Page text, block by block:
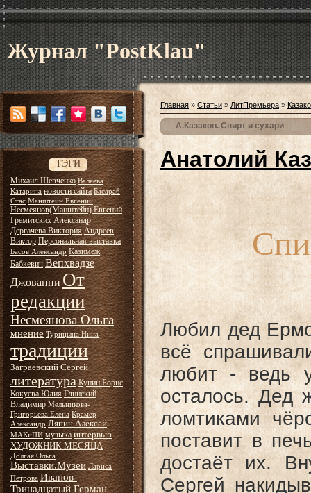
Журнал "PostKlau"
ТЭГИ
Михаил Шевченко Валеева
Катарина новости сайта Басараб
Стас Манштейн Евгений
Несмеянов(Манштейн) Евгений
Гремитских Александр
Дергачёва Виктория Андреев
Виктор Персональная выставка
Басов Александр Казимеж
Бабкевич Вепхвадзе
Джованни От
редакции
Несмеянова Ольга
мнение Турицына Нина
традиции
Заграевский Сергей
литература Кунин Борис
Кокуева Юлия Глинский
Владимир Мельникова-
Григорьева Елена Крамер
Александр Ляпин Алексей
МАКиПИ музыка интервью
ХУДОЖНИК МЕСЯЦА
Долгая Ольга
Выставки.Музеи Лариса
Петрова Иванов-
Тринадцатый Герман
Главная » Статьи » ЛитПремьера »
А.Казаков. Спирт и сухари
Анатолий
Любил дед
всё
любит - ведь
осталось. Дед
ломтиками
поставит в
достаёт их.
Сергей